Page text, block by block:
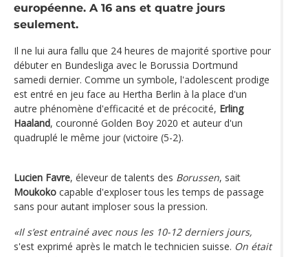
européenne. A 16 ans et quatre jours
seulement.
Il ne lui aura fallu que 24 heures de majorité sportive pour
débuter en Bundesliga avec le Borussia Dortmund
samedi dernier. Comme un symbole, l'adolescent prodige
est entré en jeu face au Hertha Berlin à la place d'un
autre phénomène d'efficacité et de précocité, Erling
Haaland, couronné Golden Boy 2020 et auteur d'un
quadruplé le même jour (victoire (5-2).
Lucien Favre, éleveur de talents des Borussen, sait
Moukoko capable d'exploser tous les temps de passage
sans pour autant imploser sous la pression.
«Il s’est entrainé avec nous les 10-12 derniers jours,
s'est exprimé après le match le technicien suisse. On était